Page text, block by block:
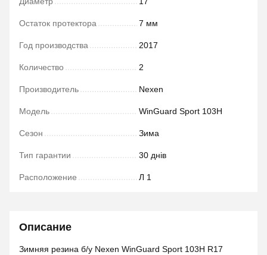
Остаток протектора 7 мм
Год производства 2017
Количество 2
Производитель Nexen
Модель WinGuard Sport 103H
Сезон Зима
Тип гарантии 30 днів
Расположение Л 1
Описание
Зимняя резина б/у Nexen WinGuard Sport 103H R17